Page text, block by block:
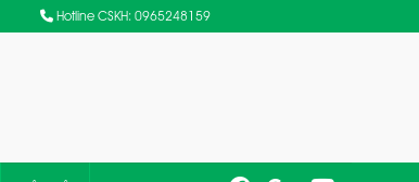
Hotline CSKH: 0965248159